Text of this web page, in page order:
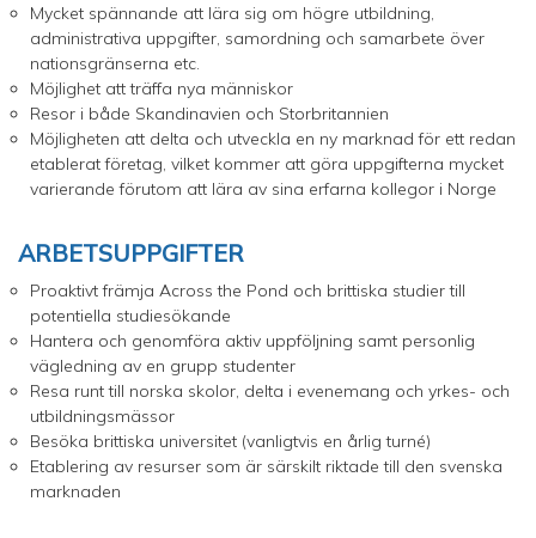
Mycket spännande att lära sig om högre utbildning,
administrativa uppgifter, samordning och samarbete över
nationsgränserna etc.
Möjlighet att träffa nya människor
Resor i både Skandinavien och Storbritannien
Möjligheten att delta och utveckla en ny marknad för ett redan
etablerat företag, vilket kommer att göra uppgifterna mycket
varierande förutom att lära av sina erfarna kollegor i Norge
ARBETSUPPGIFTER
Proaktivt främja Across the Pond och brittiska studier till
potentiella studiesökande
Hantera och genomföra aktiv uppföljning samt personlig
vägledning av en grupp studenter
Resa runt till norska skolor, delta i evenemang och yrkes- och
utbildningsmässor
Besöka brittiska universitet (vanligtvis en årlig turné)
Etablering av resurser som är särskilt riktade till den svenska
marknaden